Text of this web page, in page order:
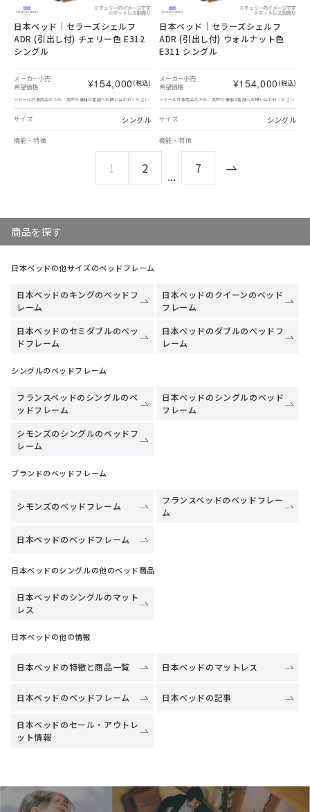
日本ベッド｜セラーズシェルフ
ADR (引出し付) チェリー色 E312
シングル
メーカー小売
希望価格
¥154,000 (税込)
※セール対象商品のため、実際の価格は店舗へお問い合わせください
サイズ シングル
機能・特徴
日本ベッド｜セラーズシェルフ
ADR (引出し付) ウォルナット色
E311 シングル
メーカー小売
希望価格
¥154,000 (税込)
※セール対象商品のため、実際の価格は店舗へお問い合わせください
サイズ シングル
機能・特徴
1 2 ... 7
商品を探す
日本ベッドの他サイズのベッドフレーム
日本ベッドのキングのベッドフ
レーム
日本ベッドのクイーンのベッド
フレーム
日本ベッドのセミダブルのベッ
ドフレーム
日本ベッドのダブルのベッドフ
レーム
シングルのベッドフレーム
フランスベッドのシングルのベ
ッドフレーム
日本ベッドのシングルのベッド
フレーム
シモンズのシングルのベッドフ
レーム
ブランドのベッドフレーム
シモンズのベッドフレーム
フランスベッドのベッドフレー
ム
日本ベッドのベッドフレーム
日本ベッドのシングルの他のベッド商品
日本ベッドのシングルのマット
レス
日本ベッドの他の情報
日本ベッドの特徴と商品一覧 日本ベッドのマットレス
日本ベッドのベッドフレーム 日本ベッドの記事
日本ベッドのセール・アウトレ
ット情報